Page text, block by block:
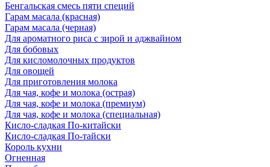
Бенгальская смесь пяти специй
Гарам масала (красная)
Гарам масала (черная)
Для ароматного риса с зирой и аджвайном
Для бобовых
Для кисломолочных продуктов
Для овощей
Для приготовления молока
Для чая, кофе и молока (острая)
Для чая, кофе и молока (премиум)
Для чая, кофе и молока (специальная)
Кисло-сладкая По-китайски
Кисло-сладкая По-тайски
Король кухни
Огненная